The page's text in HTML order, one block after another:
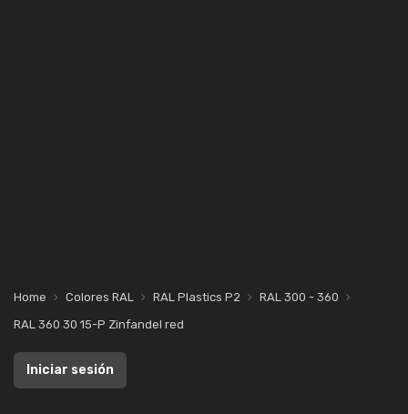
Home Colores RAL RAL Plastics P2
RAL 300 - 360
RAL 360 30 15-P Zinfandel red
Iniciar sesión